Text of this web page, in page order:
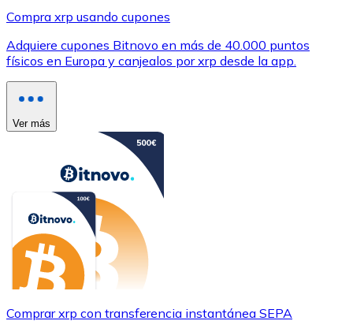
Compra xrp usando cupones
Adquiere cupones Bitnovo en más de 40.000 puntos
físicos en Europa y canjealos por xrp desde la app.
Ver más
Comprar xrp con transferencia instantánea SEPA